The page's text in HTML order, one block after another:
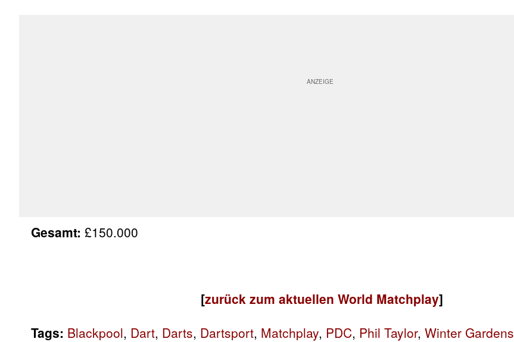
Gesamt: £150.000
[zurück zum aktuellen World Matchplay]
Tags: Blackpool, Dart, Darts, Dartsport, Matchplay, PDC, Phil Taylor, Winter Gardens